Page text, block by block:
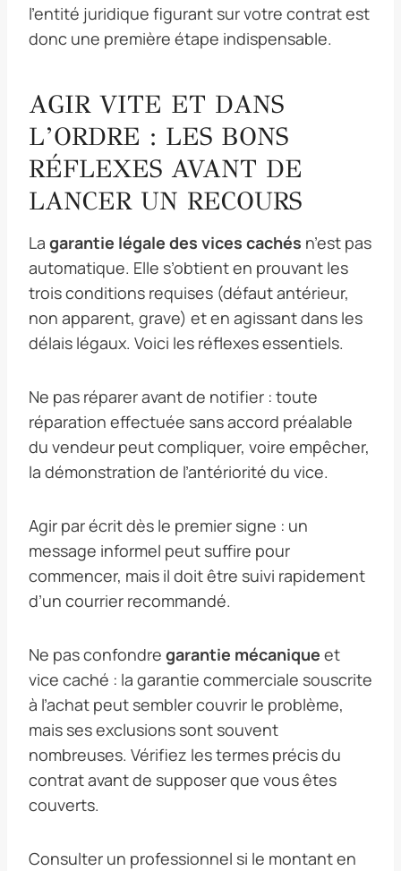
l’entité juridique figurant sur votre contrat est
donc une première étape indispensable.
AGIR VITE ET DANS
L’ORDRE : LES BONS
RÉFLEXES AVANT DE
LANCER UN RECOURS
La garantie légale des vices cachés n’est pas
automatique. Elle s’obtient en prouvant les
trois conditions requises (défaut antérieur,
non apparent, grave) et en agissant dans les
délais légaux. Voici les réflexes essentiels.
Ne pas réparer avant de notifier : toute
réparation effectuée sans accord préalable
du vendeur peut compliquer, voire empêcher,
la démonstration de l’antériorité du vice.
Agir par écrit dès le premier signe : un
message informel peut suffire pour
commencer, mais il doit être suivi rapidement
d’un courrier recommandé.
Ne pas confondre garantie mécanique et
vice caché : la garantie commerciale souscrite
à l’achat peut sembler couvrir le problème,
mais ses exclusions sont souvent
nombreuses. Vérifiez les termes précis du
contrat avant de supposer que vous êtes
couverts.
Consulter un professionnel si le montant en